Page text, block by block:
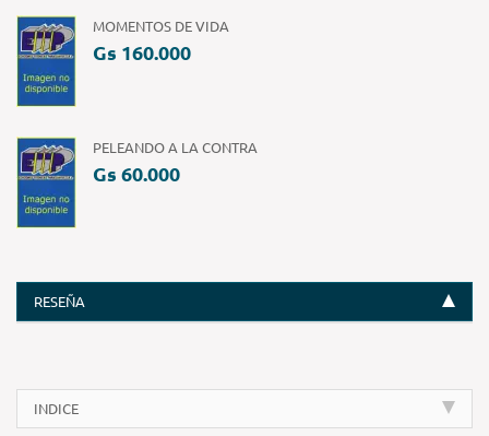
MOMENTOS DE VIDA
Gs 160.000
PELEANDO A LA CONTRA
Gs 60.000
RESEÑA
INDICE